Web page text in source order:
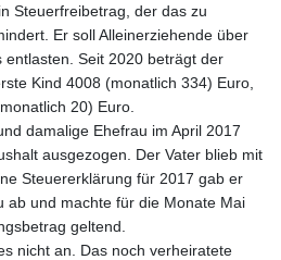
Steuerfreibetrag, der das zu
Er soll Alleinerziehende über
Seit 2020 beträgt der
Kind 4008 (monatlich 334) Euro,
20) Euro.
damalige Ehefrau im April 2017
ausgezogen. Der Vater blieb mit
Steuererklärung für 2017 gab er
ab und machte für die Monate Mai
geltend.
nicht an. Das noch verheiratete